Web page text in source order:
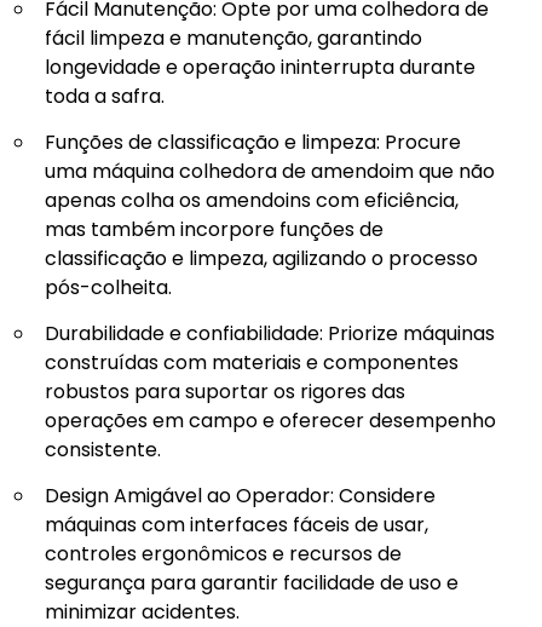
Fácil Manutenção: Opte por uma colhedora de
fácil limpeza e manutenção, garantindo
longevidade e operação ininterrupta durante
toda a safra.
Funções de classificação e limpeza: Procure
uma máquina colhedora de amendoim que não
apenas colha os amendoins com eficiência,
mas também incorpore funções de
classificação e limpeza, agilizando o processo
pós-colheita.
Durabilidade e confiabilidade: Priorize máquinas
construídas com materiais e componentes
robustos para suportar os rigores das
operações em campo e oferecer desempenho
consistente.
Design Amigável ao Operador: Considere
máquinas com interfaces fáceis de usar,
controles ergonômicos e recursos de
segurança para garantir facilidade de uso e
minimizar acidentes.